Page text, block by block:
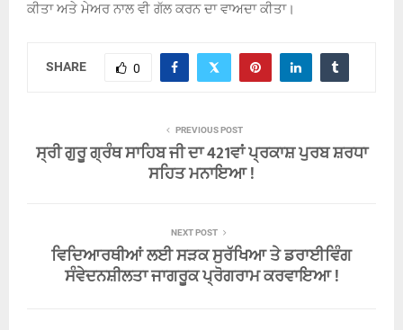
ਕੀਤਾ ਅਤੇ ਮੇਅਰ ਨਾਲ ਵੀ ਗੱਲ ਕਰਨ ਦਾ ਵਾਅਦਾ ਕੀਤਾ।
SHARE 0
PREVIOUS POST
ਸ੍ਰੀ ਗੁਰੂ ਗ੍ਰੰਥ ਸਾਹਿਬ ਜੀ ਦਾ 421ਵਾਂ ਪ੍ਰਕਾਸ਼ ਪੁਰਬ ਸ਼ਰਧਾ
ਸਹਿਤ ਮਨਾਇਆ !
NEXT POST
ਵਿਦਿਆਰਥੀਆਂ ਲਈ ਸੜਕ ਸੁਰੱਖਿਆ ਤੇ ਡਰਾਈਵਿੰਗ
ਸੰਵੇਦਨਸ਼ੀਲਤਾ ਜਾਗਰੂਕ ਪ੍ਰੋਗਰਾਮ ਕਰਵਾਇਆ !